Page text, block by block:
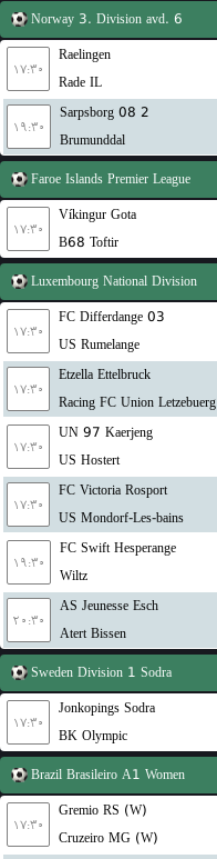
Norway 3. Division avd. 6
۱۷:۳۰
Raelingen
Rade IL
۱۹:۳۰
Sarpsborg 08 2
Brumunddal
Faroe Islands Premier League
۱۷:۳۰
Víkingur Gota
B68 Toftir
Luxembourg National Division
۱۷:۳۰
FC Differdange 03
US Rumelange
۱۷:۳۰
Etzella Ettelbruck
Racing FC Union Letzebuerg
۱۷:۳۰
UN 97 Kaerjeng
US Hostert
۱۷:۳۰
FC Victoria Rosport
US Mondorf-Les-bains
۱۹:۳۰
FC Swift Hesperange
Wiltz
۲۰:۳۰
AS Jeunesse Esch
Atert Bissen
Sweden Division 1 Sodra
۱۷:۳۰
Jonkopings Sodra
BK Olympic
Brazil Brasileiro A1 Women
۱۷:۳۰
Gremio RS (W)
Cruzeiro MG (W)